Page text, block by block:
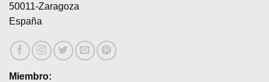
50011-Zaragoza
España
Miembro: